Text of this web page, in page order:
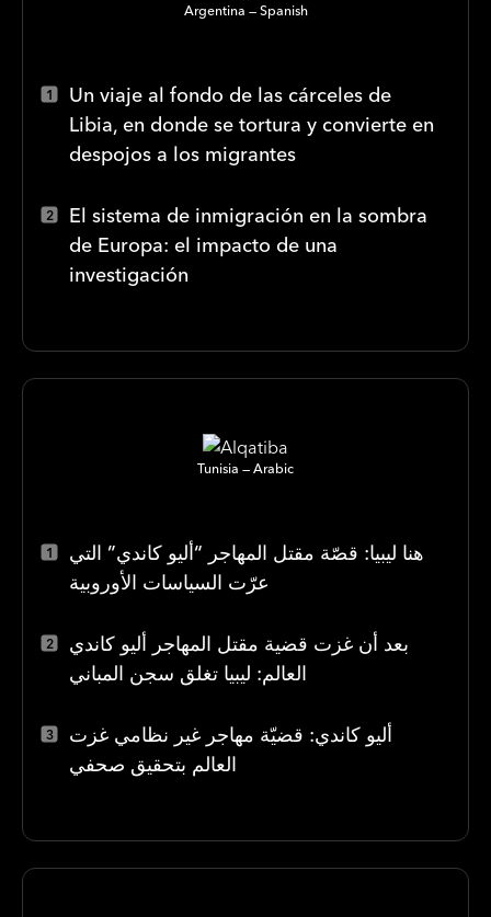
Argentina Spanish
Un viaje al fondo de las cárceles de
Libia, en donde se tortura y convierte en
despojos a los migrantes
El sistema de inmigración en la sombra
de Europa: el impacto de una
investigación
Tunisia Arabic
هنا ليبيا: قصّة مقتل المهاجر “أليو كاندي” التي
عرّت السياسات الأوروبية
بعد أن غزت قضية مقتل المهاجر أليو كاندي
العالم: ليبيا تغلق سجن المباني
أليو كاندي: قضيّة مهاجر غير نظامي غزت
العالم بتحقيق صحفي